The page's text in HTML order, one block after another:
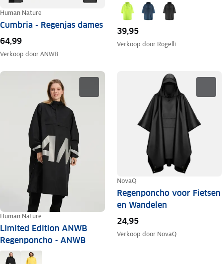
Human Nature
Cumbria - Regenjas dames
64,99
Verkoop doorANWB
39,95
Verkoop door Rogelli
Human Nature
Limited Edition ANWB
Regenponcho - ANWB
NovaQ
Regenponcho voor Fietsen
en Wandelen
24,95
Verkoop door NovaQ